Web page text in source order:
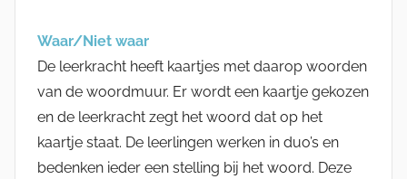
Waar/Niet waar
De leerkracht heeft kaartjes met daarop woorden
van de woordmuur. Er wordt een kaartje gekozen
en de leerkracht zegt het woord dat op het
kaartje staat. De leerlingen werken in duo’s en
bedenken ieder een stelling bij het woord. Deze